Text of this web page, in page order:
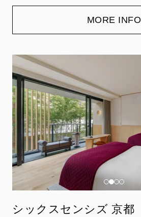
MORE INFO
シックスセンシズ 京都